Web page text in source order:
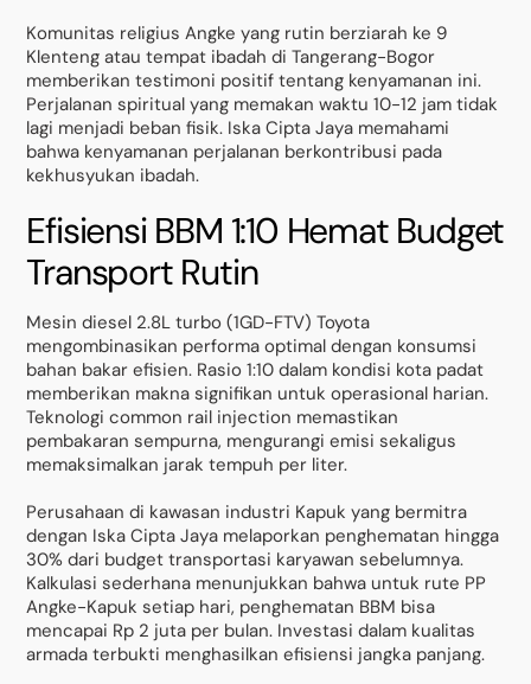
Komunitas religius Angke yang rutin berziarah ke 9
Klenteng atau tempat ibadah di Tangerang-Bogor
memberikan testimoni positif tentang kenyamanan ini.
Perjalanan spiritual yang memakan waktu 10-12 jam tidak
lagi menjadi beban fisik. Iska Cipta Jaya memahami
bahwa kenyamanan perjalanan berkontribusi pada
kekhusyukan ibadah.
Efisiensi BBM 1:10 Hemat Budget
Transport Rutin
Mesin diesel 2.8L turbo (1GD-FTV) Toyota
mengombinasikan performa optimal dengan konsumsi
bahan bakar efisien. Rasio 1:10 dalam kondisi kota padat
memberikan makna signifikan untuk operasional harian.
Teknologi common rail injection memastikan
pembakaran sempurna, mengurangi emisi sekaligus
memaksimalkan jarak tempuh per liter.
Perusahaan di kawasan industri Kapuk yang bermitra
dengan Iska Cipta Jaya melaporkan penghematan hingga
30% dari budget transportasi karyawan sebelumnya.
Kalkulasi sederhana menunjukkan bahwa untuk rute PP
Angke-Kapuk setiap hari, penghematan BBM bisa
mencapai Rp 2 juta per bulan. Investasi dalam kualitas
armada terbukti menghasilkan efisiensi jangka panjang.